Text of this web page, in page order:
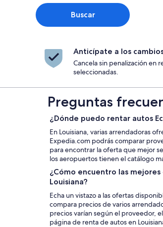
Buscar
Anticípate a los
Cancela sin penalización en
seleccionadas.
Preguntas
¿Dónde puedo rentar autos
En Louisiana, varias arrendadoras
Expedia.com podrás comparar
para encontrar la oferta que mejor
los aeropuertos tienen el catálogo
¿Cómo encuentro las
Louisiana?
Echa un vistazo a las ofertas
compara precios de varios
precios varían según el proveedor,
página de renta de autos en